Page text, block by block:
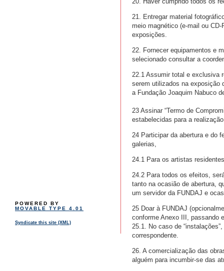
POWERED BY
MOVABLE TYPE 4.01
Syndicate this site (XML)
21. Entregar material
meio magnético (e-mail ou
exposições.
22. Fornecer equipamentos e
selecionado consultar a
22.1 Assumir total e exclusiva
serem utilizados na exposição
a Fundação Joaquim Nabuco
23 Assinar “Termo de
estabelecidas para a
24 Participar da abertura e do
galerias,
24.1 Para os artistas
24.2 Para todos os efeitos,
tanto na ocasião de abertura,
um servidor da FUNDAJ e
25 Doar à FUNDAJ
conforme Anexo III, passando
25.1. No caso de
correspondente.
26. A comercialização das
alguém para incumbir-se das